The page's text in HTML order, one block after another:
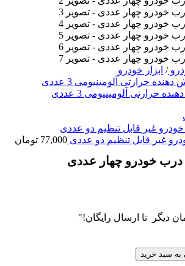
/ ابزار خودرو
آلومینیومی 3 عددی
غیر قابل تنظیم دو عددی 77,000 تومان
درب خودرو چهار عددی
دیگر تا ارسال رایگان!"
خودرو چهار عددی عدد
به سبد خرید